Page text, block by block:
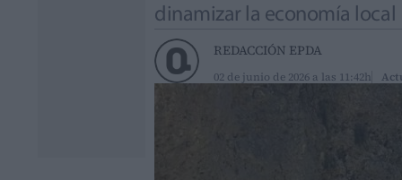
dinamizar la economía local
REDACCIÓN EPDA
02 de junio de 2026 a las 11:42h